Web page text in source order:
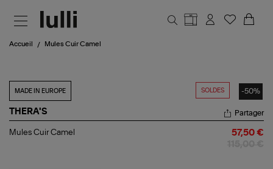
Accueil Mules Cuir Camel
SOLDES -50%
MADE IN EUROPE
THERA'S
Mules
Partager
Mules Cuir Camel 57,50 €